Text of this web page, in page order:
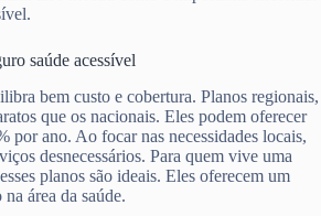
saúde acessível
bem custo e cobertura. Planos regionais,
que os nacionais. Eles podem oferecer
por ano. Ao focar nas necessidades locais,
desnecessários. Para quem vive uma
planos são ideais. Eles oferecem um
área da saúde.